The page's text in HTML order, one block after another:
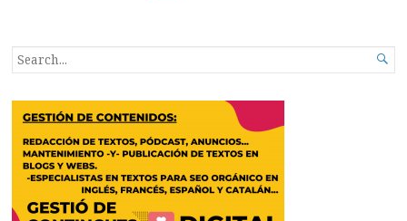
navigation
SEARCH
FOR...
